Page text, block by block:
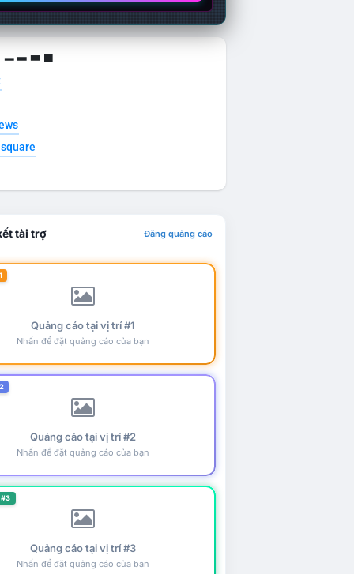
▁ ▂ ▃ ▄
tài trợ Đăng quảng cáo
Quảng cáo tại vị trí #1
Nhấn để đặt quảng cáo của bạn
Quảng cáo tại vị trí #2
Nhấn để đặt quảng cáo của bạn
Quảng cáo tại vị trí #3
Nhấn để đặt quảng cáo của bạn